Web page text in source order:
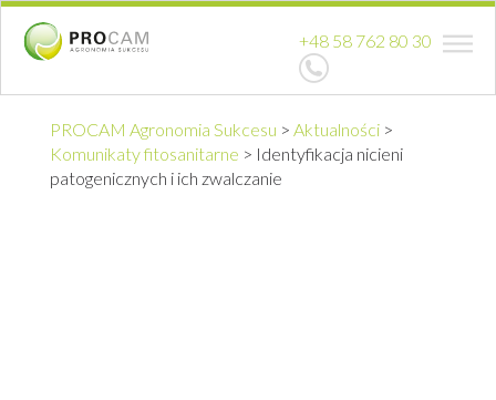
+48 58 762 80 30
PROCAM Agronomia Sukcesu > Aktualności >
Komunikaty fitosanitarne > Identyfikacja nicieni
patogenicznych i ich zwalczanie